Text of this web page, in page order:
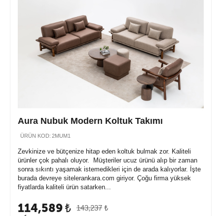
Aura Nubuk Modern Koltuk Takımı
ÜRÜN KOD: 2MUM1
Zevkinize ve bütçenize hitap eden koltuk bulmak zor. Kaliteli
ürünler çok pahalı oluyor. Müşteriler ucuz ürünü alıp bir zaman
sonra sıkıntı yaşamak istemedikleri için de arada kalıyorlar. İşte
burada devreye sitelerankara.com giriyor. Çoğu firma yüksek
fiyatlarda kaliteli ürün satarken...
143,237 ₺
114,589₺